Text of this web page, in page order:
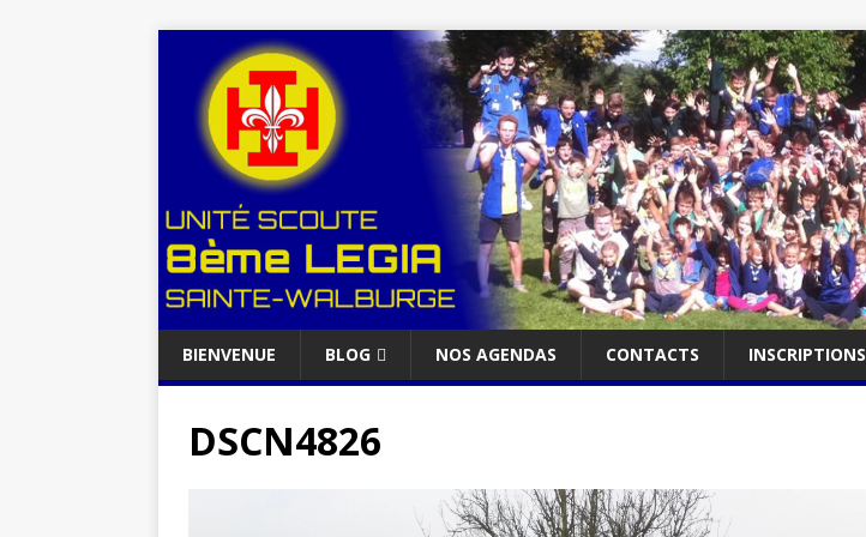
BIENVENUE BLOG NOS AGENDAS CONTACTS INSCRIPTIONS
DSCN4826